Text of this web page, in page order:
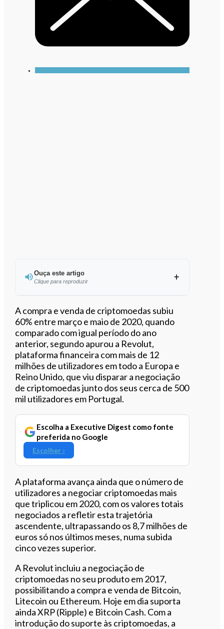
Ouça este artigo
Clique para reproduzir
Ouvir este artigo
A compra e venda de criptomoedas subiu
60% entre março e maio de 2020, quando
comparado com igual período do ano
anterior, segundo apurou a Revolut,
plataforma financeira com mais de 12
milhões de utilizadores em todo a Europa e
Reino Unido, que viu disparar a negociação
de criptomoedas junto dos seus cerca de 500
mil utilizadores em Portugal.
Escolha a Executive Digest como fonte
preferida no Google
Escolher ›
A plataforma avança ainda que o número de
utilizadores a negociar criptomoedas mais
que triplicou em 2020, com os valores totais
negociados a refletir esta trajetória
ascendente, ultrapassando os 8,7 milhões de
euros só nos últimos meses, numa subida
cinco vezes superior.
A Revolut incluiu a negociação de
criptomoedas no seu produto em 2017,
possibilitando a compra e venda de Bitcoin,
Litecoin ou Ethereum. Hoje em dia suporta
ainda XRP (Ripple) e Bitcoin Cash. Com a
introdução do suporte às criptomoedas, a